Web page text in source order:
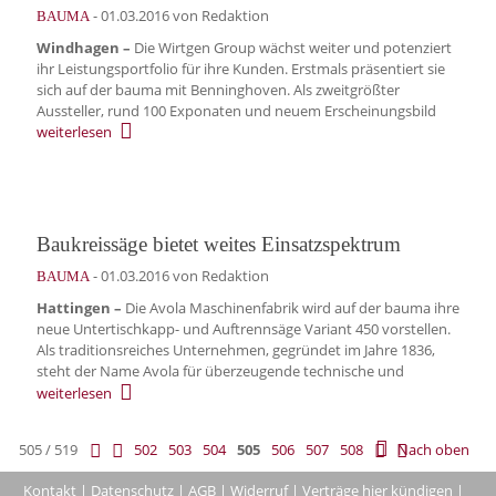
BAUMA-01.03.2016von Redaktion
Windhagen – Die Wirtgen Group wächst weiter und potenziert
ihr Leistungsportfolio für ihre Kunden. Erstmals präsentiert sie
sich auf der bauma mit Benninghoven. Als zweitgrößter
Aussteller, rund 100 Exponaten und neuem Erscheinungsbild
weiterlesen
Baukreissäge bietet weites Einsatzspektrum
BAUMA-01.03.2016von Redaktion
Hattingen – Die Avola Maschinenfabrik wird auf der bauma ihre
neue Untertischkapp- und Auftrennsäge Variant 450 vorstellen.
Als traditionsreiches Unternehmen, gegründet im Jahre 1836,
steht der Name Avola für überzeugende technische und
weiterlesen
505 / 519 502 503 504 505 506 507 508 Nach oben
Kontakt | Datenschutz | AGB | Widerruf| Verträge hier kündigen |